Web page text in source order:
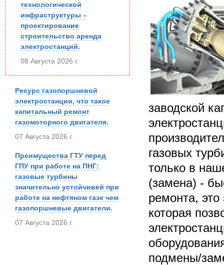
технологической
инфраструктуры –
проектирование
строительство аренда
электростанций.
08 Августа 2026 г.
Ресурс газопоршневой
электростанции, что такое
капитальный ремонт
газомоторного двигателя.
07 Августа 2026 г.
Преимущества ГТУ перед
ГПУ при работе на ПНГ:
газовые турбины
значительно устойчивей при
работе на нефтяном газе чем
газопоршневые двигатели.
07 Августа 2026 г.
заводской
газовых
только в
(замена) -
ремонта,
которая
подмены/